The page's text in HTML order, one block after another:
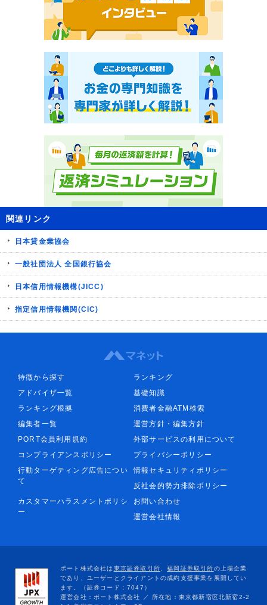
関連リンク
日本貸金業協会
一般社団法人 全国銀行協会
日本信用情報機構(JICC)
指定信用情報機関(CIC)
特徴から探す
ランキング
アドバイザ一覧
基礎知識
ランキング根拠
消費者金融ATM検索
編集者一覧
運営方針・編集方針
PORT会員利用規約
外部サービスの利用について
コンプライアンスポリシー
プライバシーポリシー
行動ターゲティング広告につい
て
情報セキュリティポリシー
反社会的勢力排除ポリシー
カスタマーハラスメントポリシ
ー
お問い合わせ
運営会社情報